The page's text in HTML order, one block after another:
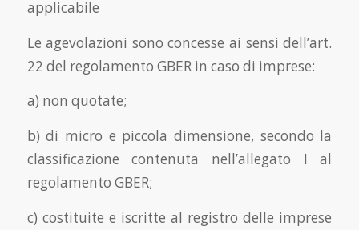
applicabile
Le agevolazioni sono concesse ai sensi dell’art.
22 del regolamento GBER in caso di imprese:
a) non quotate;
b) di micro e piccola dimensione, secondo la
classificazione contenuta nell’allegato I al
regolamento GBER;
c) costituite e iscritte al registro delle imprese